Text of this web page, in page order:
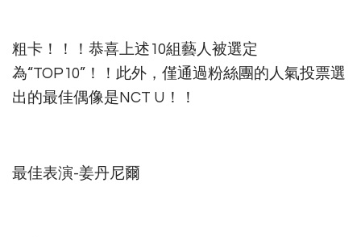
粗卡！！！恭喜上述10組藝人被選定
為“TOP10”！！此外，僅通過粉絲團的人氣投票選
出的最佳偶像是NCT U！！
最佳表演-姜丹尼爾